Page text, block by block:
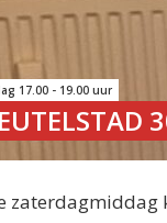
17.00 - 19.00 uur
zaterdagmiddag